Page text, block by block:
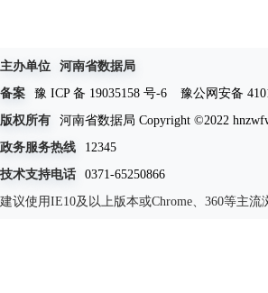
主办单位
河南省数据局
备案
豫 ICP 备 19035158 号-6
豫公网安备
版权所有
河南省数据局 Copyright ©2022
政务服务热线
12345
技术支持电话
0371-65250866
建议使用IE10及以上版本或Chrome、360等主流